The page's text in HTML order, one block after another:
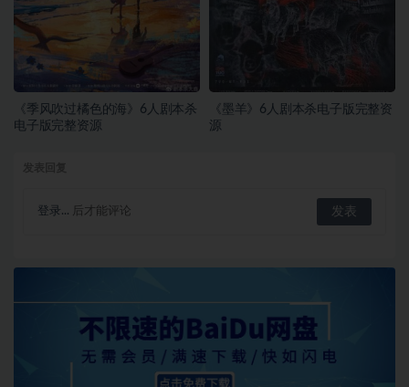
《季风吹过橘色的海》6人剧本杀
电子版完整资源
《墨羊》6人剧本杀电子版完整资
源
登录... 后才能评论